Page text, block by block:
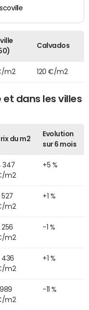
Calvados
m2 120 €/m2
et dans les villes
du m2
Evolution
sur 6 mois
347
m2
+5 %
527
m2
+1 %
256
m2
-1 %
436
m2
+1 %
1 989
m2
-11 %